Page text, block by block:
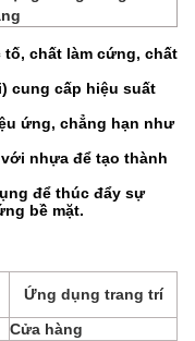
chất làm cứng, chất
cung cấp hiệu suất
ứng, chẳng hạn như
nhựa để tạo thành
để thúc đẩy sự
bề mặt.
Ứng dụng trang trí
Cửa hàng